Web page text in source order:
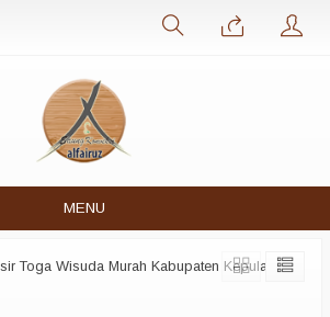
MENU
Toga Wisuda Murah Kabupaten Kepulauan